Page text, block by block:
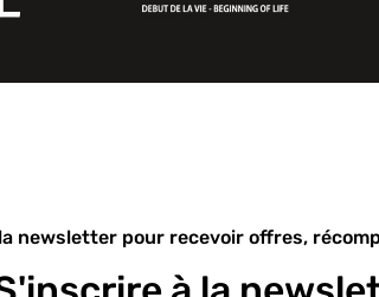
newsletter pour recevoir offres,